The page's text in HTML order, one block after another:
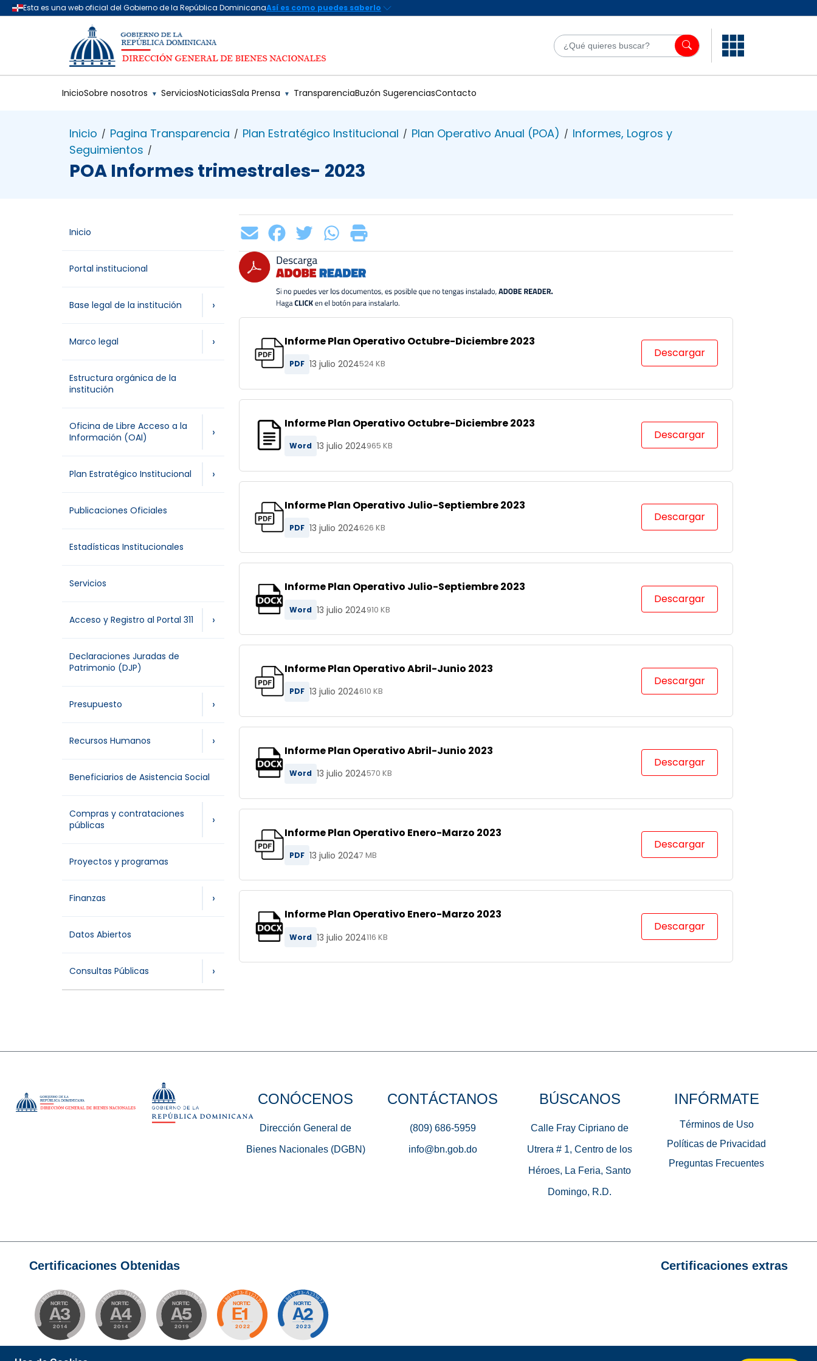
Saltar al contenido principal
InicioSobre nosotros ▼ ServiciosNoticiasSala Prensa ▼ TransparenciaBuzón SugerenciasContacto
Inicio / Pagina Transparencia / Plan Estratégico Institucional / Plan Operativo Anual (POA) / Informes, Logros y
Seguimientos /
POA Informes trimestrales- 2023
Inicio
Portal institucional
Base legal de la institución ›
Marco legal ›
Estructura orgánica de la
institución
Oficina de Libre Acceso a la
Información (OAI)
›
Plan Estratégico Institucional ›
Publicaciones Oficiales
Estadísticas Institucionales
Servicios
Acceso y Registro al Portal 311 ›
Declaraciones Juradas de
Patrimonio (DJP)
Presupuesto ›
Recursos Humanos ›
Beneficiarios de Asistencia Social
Compras y contrataciones
públicas
›
Proyectos y programas
Finanzas ›
Datos Abiertos
Consultas Públicas ›
Informe Plan Operativo Octubre-Diciembre 2023
PDF 13 julio 2024524 KB
Descargar
Informe Plan Operativo Octubre-Diciembre 2023
Word 13 julio 2024965 KB
Descargar
Informe Plan Operativo Julio-Septiembre 2023
PDF 13 julio 2024626 KB
Descargar
Informe Plan Operativo Julio-Septiembre 2023
Word 13 julio 2024910 KB
Descargar
Informe Plan Operativo Abril-Junio 2023
PDF 13 julio 2024610 KB
Descargar
Informe Plan Operativo Abril-Junio 2023
Word 13 julio 2024570 KB
Descargar
Informe Plan Operativo Enero-Marzo 2023
PDF 13 julio 20247 MB
Descargar
Informe Plan Operativo Enero-Marzo 2023
Word 13 julio 2024116 KB
Descargar
CONÓCENOS
Dirección General de
Bienes Nacionales (DGBN)
CONTÁCTANOS
(809) 686-5959
info@bn.gob.do
BÚSCANOS
Calle Fray Cipriano de
Utrera # 1, Centro de los
Héroes, La Feria, Santo
Domingo, R.D.
INFÓRMATE
Términos de Uso
Políticas de Privacidad
Preguntas Frecuentes
Certificaciones Obtenidas Certificaciones extras